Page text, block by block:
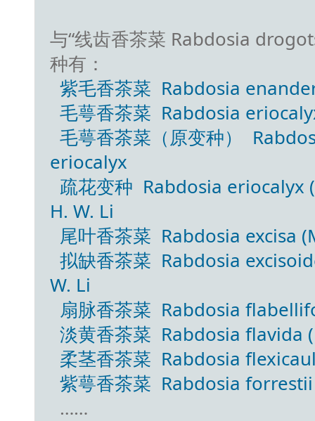
与“线齿香茶菜 Rabdosia
种有：
紫毛香茶菜 Rabdosia
毛萼香茶菜 Rabdosia
毛萼香茶菜（原变种）
eriocalyx
疏花变种 Rabdosia eriocalyx
H. W. Li
尾叶香茶菜 Rabdosia excisa
拟缺香茶菜 Rabdosia
W. Li
扇脉香茶菜 Rabdosia
淡黄香茶菜 Rabdosia flavida
柔茎香茶菜 Rabdosia
紫萼香茶菜 Rabdosia
……